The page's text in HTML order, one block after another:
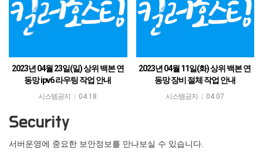
2023년 04월 23일(일) 상위 백본 연
동망 ipv6 라우팅 작업 안내
안녕하세요.킬러호스팅 입니다.킬러호스
의 말씀을 드립니다.보다 나은 서비스를 제
공하기 위해 SKB 1센터(…
시스템공지 04.18
2023년 04월 11일(화) 상위 백본 연
동망 장비 절체 작업 안내
안녕하세요.킬러호스팅 입니다.킬러호스
시스템공지 04.07
Security
서버운영에 중요한 보안정보를 만나보실 수 있습니다.